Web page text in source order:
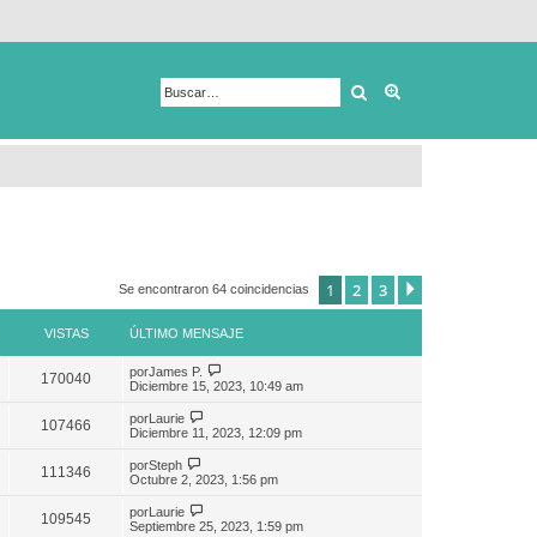
Buscar
Se encontraron 64 coincidencias 1 2 3
VISTAS ÚLTIMO MENSAJE
170040 porJames P.
Diciembre 15, 2023, 10:49 am
107466 porLaurie
Diciembre 11, 2023, 12:09 pm
111346 porSteph
Octubre 2, 2023, 1:56 pm
109545 porLaurie
Septiembre 25, 2023, 1:59 pm